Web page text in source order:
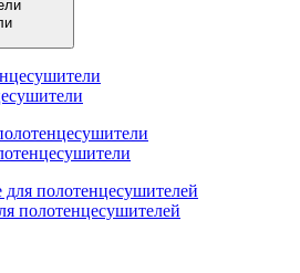
полотенцесушителей